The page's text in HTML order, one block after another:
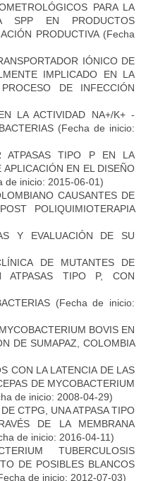
PARA LA
SPP EN PRODUCTOS
PRODUCTIVA(Fecha
IÓNICO DE
IMPLICADO EN LA
DE INFECCIÓN
LA ACTIVIDAD NA+/K+ -
(Fecha de inicio:
ATPASAS TIPO P EN LA
EN EL DISEÑO
de inicio: 2015-06-01)
CAUSANTES DE
POLIQUIMIOTERAPIA
Y EVALUACIÓN DE SU
DE MUTANTES DE
ATPASAS TIPO P, CON
(Fecha de inicio:
BOVIS EN
DE SUMAPAZ, COLOMBIA
CON LA LATENCIA DE LAS
DE MYCOBACTERIUM
de inicio: 2008-04-29)
CTPG, UNA ATPASA TIPO
DE LA MEMBRANA
de inicio: 2016-04-11)
TUBERCULOSIS
DE POSIBLES BLANCOS
de inicio: 2012-07-03)